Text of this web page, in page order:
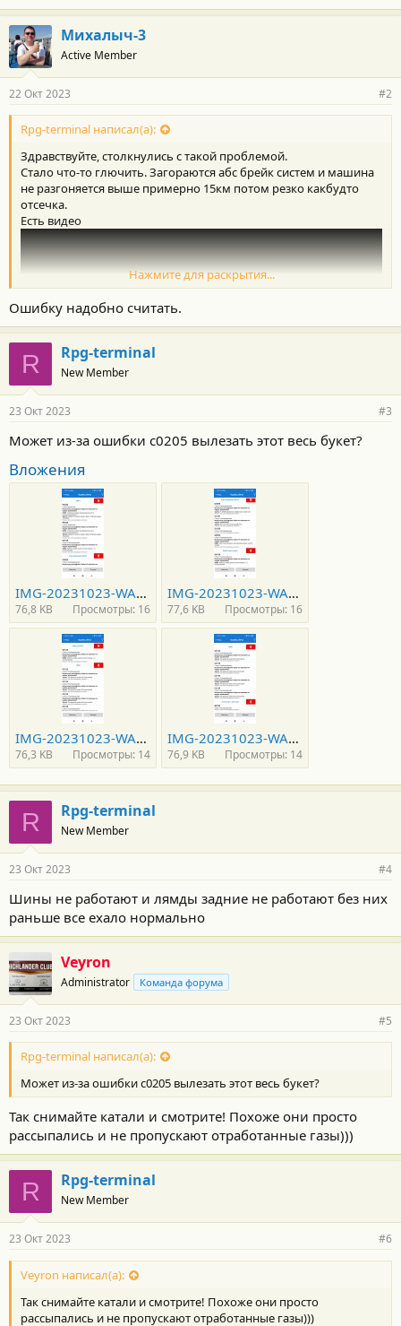
Михалыч-3
Active Member
22 Окт 2023 #2
Rpg-terminal написал(а):
Здравствуйте, столкнулись с такой проблемой.
Стало что-то глючить. Загораются абс брейк систем и машина
не разгоняется выше примерно 15км потом резко какбудто
отсечка.
Есть видео
На видео педаль в пол.
Перезапуск не помогает сброс клем не помогает.
Она сама как-то раздупляется и начинает ехать нормально,
причём ошибки сразу не пропадают, а тухнут позже намного.
Что это может быть может кто сталкивался?
Машина хайлендер 2007г гибрид американец
Нажмите для раскрытия...
Ошибку надобно считать.
R Rpg-terminal
New Member
23 Окт 2023 #3
Может из-за ошибки c0205 вылезать этот весь букет?
Вложения
IMG-20231023-WA0001.jpg
76,8 KB Просмотры: 16
IMG-20231023-WA0002.jpg
77,6 KB Просмотры: 16
IMG-20231023-WA0003.jpg
76,3 KB Просмотры: 14
IMG-20231023-WA0000.jpg
76,9 KB Просмотры: 14
R Rpg-terminal
New Member
23 Окт 2023 #4
Шины не работают и лямды задние не работают без них
раньше все ехало нормально
Veyron
Administrator Команда форума
23 Окт 2023 #5
Rpg-terminal написал(а):
Может из-за ошибки c0205 вылезать этот весь букет?
Так снимайте катали и смотрите! Похоже они просто
рассыпались и не пропускают отработанные газы)))
R Rpg-terminal
New Member
23 Окт 2023 #6
Veyron написал(а):
Так снимайте катали и смотрите! Похоже они просто
рассыпались и не пропускают отработанные газы)))